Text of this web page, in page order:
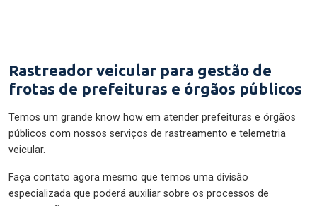
Rastreador veicular para gestão de
frotas de prefeituras e órgãos públicos
Temos um grande know how em atender prefeituras e órgãos
públicos com nossos serviços de rastreamento e telemetria
veicular.
Faça contato agora mesmo que temos uma divisão
especializada que poderá auxiliar sobre os processos de